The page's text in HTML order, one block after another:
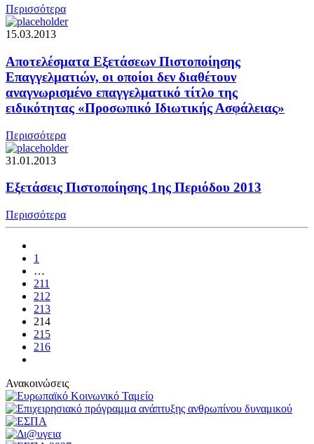
Περισσότερα
15.03.2013
Αποτελέσματα Εξετάσεων Πιστοποίησης
Επαγγελματιών, οι οποίοι δεν διαθέτουν
αναγνωρισμένο επαγγελματικό τίτλο της
ειδικότητας «Προσωπικό Ιδιωτικής Ασφάλειας»
Περισσότερα
31.01.2013
Εξετάσεις Πιστοποίησης 1ης Περιόδου 2013
Περισσότερα
1
…
211
212
213
214
215
216
Ανακοινώσεις